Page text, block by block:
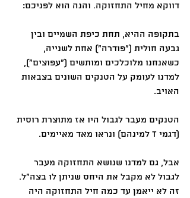
דווקא מחיל התחזוקה. והנה הוא לפניכם:
בתקופה ההיא, תחת כיפת השמיים ובין
גבעה חולית (״פודרה״) אחת לשנייה,
כשאנחנו מלוכלכים ומותשים (״עפוצים״),
למדנו לעומק על הטנקים השונים בצבאות
האויב.
הטנקים מעבר לגבול היו אז מתוצרת רוסית
(דגמי T למינהם) ונראו מאד מאיימים.
אבל, גם למדנו שנושא התחזוקה מעבר
לגבול לא מקבל את היחס שניתן לו בצה״ל.
זה לא ייאמן עד כמה חיל התחזוקה היה